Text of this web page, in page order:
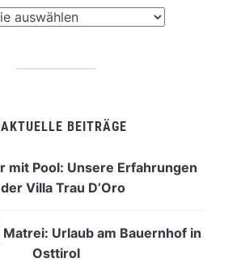
AKTUELLE BEITRÄGE
mit Pool: Unsere Erfahrungen
Villa Trau D’Oro
Urlaub am Bauernhof in
Osttirol